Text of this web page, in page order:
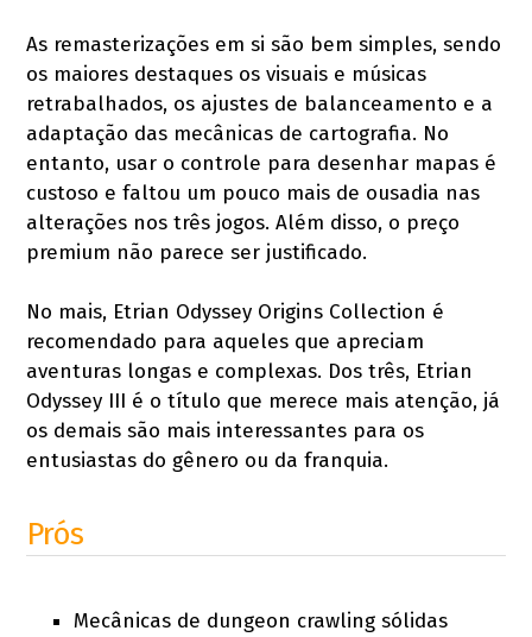
As remasterizações em si são bem simples, sendo
os maiores destaques os visuais e músicas
retrabalhados, os ajustes de balanceamento e a
adaptação das mecânicas de cartografia. No
entanto, usar o controle para desenhar mapas é
custoso e faltou um pouco mais de ousadia nas
alterações nos três jogos. Além disso, o preço
premium não parece ser justificado.
No mais, Etrian Odyssey Origins Collection é
recomendado para aqueles que apreciam
aventuras longas e complexas. Dos três, Etrian
Odyssey III é o título que merece mais atenção, já
os demais são mais interessantes para os
entusiastas do gênero ou da franquia.
Prós
Mecânicas de dungeon crawling sólidas